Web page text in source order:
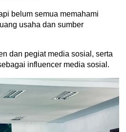
belum semua memahami
usaha dan sumber
dan pegiat media sosial, serta
influencer media sosial.